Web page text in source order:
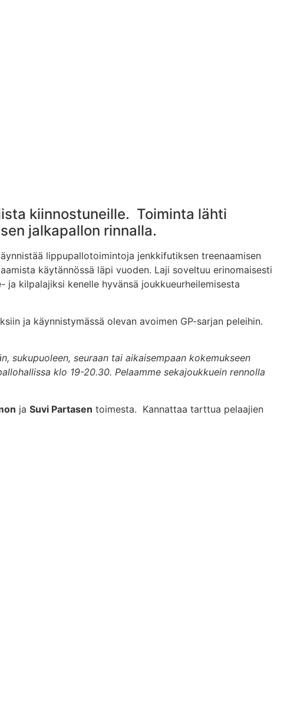
kiinnostuneille. Toiminta lähti
jalkapallon rinnalla.
lippupallotoimintoja jenkkifutiksen treenaamisen
käytännössä läpi vuoden. Laji soveltuu erinomaisesti
kilpalajiksi kenelle hyvänsä joukkueurheilemisesta
ja käynnistymässä olevan avoimen GP-sarjan peleihin.
sukupuoleen, seuraan tai aikaisempaan kokemukseen
klo 19-20.30. Pelaamme sekajoukkuein rennolla
ja Suvi Partasen toimesta. Kannattaa tarttua pelaajien